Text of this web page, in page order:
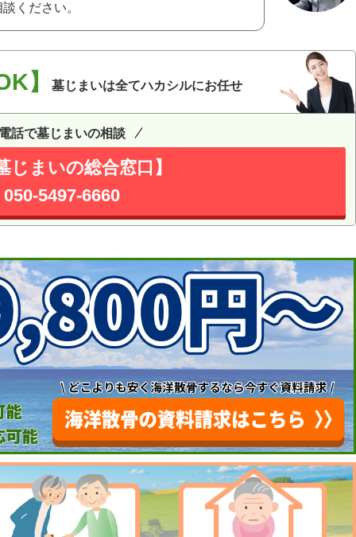
ください。
】 墓じまいは全てハカシルにお任せ
話で墓じまいの相談
じまいの総合窓口】
050-5497-6660